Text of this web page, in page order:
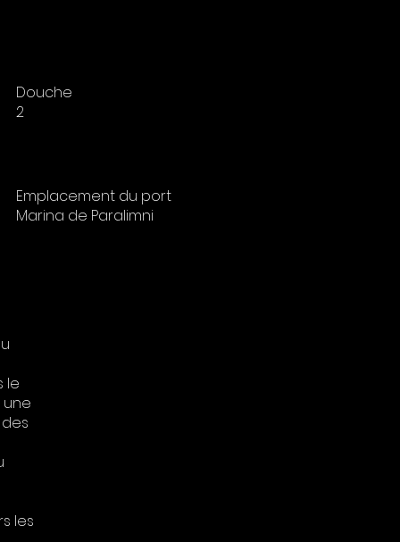
Douche
2
Emplacement du port
Marina de Paralimni
le
une
les